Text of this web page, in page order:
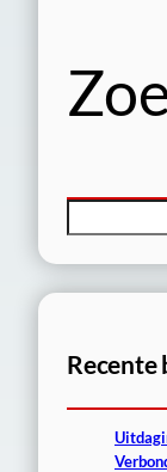
n
Recente